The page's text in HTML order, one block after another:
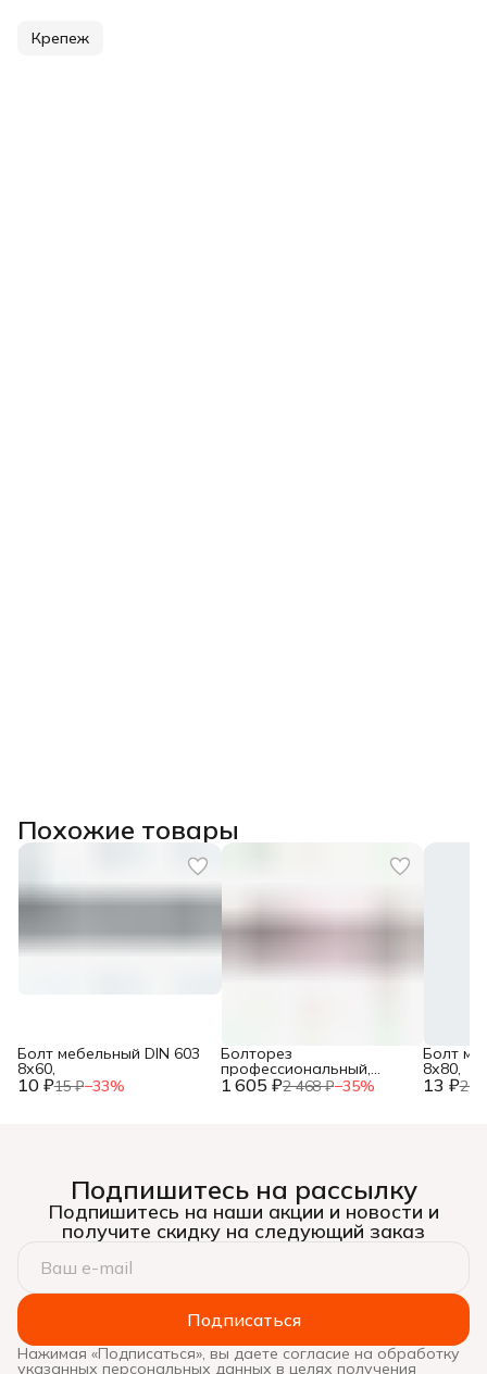
Крепеж
Похожие товары
10 ₽15 ₽−33%
Болт мебельный DIN 603
8х60,
1 605 ₽2 468 ₽−35%
Болторез
профессиональный,
губки из 13 ₽20
Болт
8х80,
Подпишитесь на рассылку
Подпишитесь на наши акции и новости и
получите скидку на следующий заказ
Подписаться
Нажимая «Подписаться», вы даете согласие на обработку
указанных персональных данных в целях получения